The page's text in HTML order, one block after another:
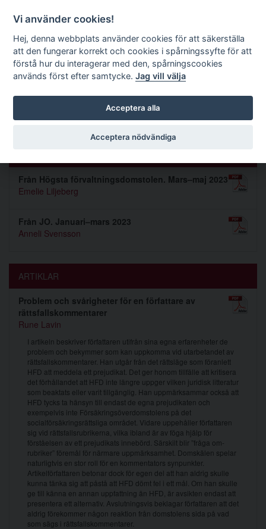
Förvaltningsrättslig tidskrift
Sök
Nummer 2023 3
Från Högsta förvaltningsdomstolen. Mars–maj 2023
Emelie Liljeberg
Från JO. Januari–mars 2023
Anneli Svensson
ARTIKLAR
Problem och svårigheter för en författare av
rättsfallskommentarer
Rune Lavin
I artikeln beskriver författaren utifrån sina egna erfarenheter de
problem och bekymmer som kan uppkomma vid utarbetandet av
rättsfallskommentarer. Han utgår från det rättsläge som föranlett
HFD att meddela ett prejudikat. Det ger honom tillfälle att kritisera
det förhållandet att HFD inte längre uppger vilken juridisk litteratur
som beaktats eller varit tillgänglig. Han uppmärksammar också att
HFD tycks ta hänsyn till endast de egna prejudikaten och
exempelvis inte Försäkringsöverdomstolens på det
socialförsäkringsrättsliga området. Vidare uppehåller författaren
sig vid rättsfallsrubrikerna, vilka ibland är av föga hjälp för
förståelsen av ett prejudikats innebörd. Särskilt blir ”fråga om-
rubriker” föremål för närmare uppmärksamhet. Domskälen spelar
naturligtvis en stor roll för en kommentators synpunkter.
Artikelförfattaren betonar dock för egen del att han aldrig skulle
kunna tänka sig att påstå att HFD dömt fel i ett mål. Om han skulle
ge till känna en annan uppfattning än HFD, är avsikten endast att
presentera ett alternativ. Avslutningsvis beklagar författaren att det
aldrig förekommer någon reaktion från domstolens sida på vad
som sägs i rättsfallskommentarer.
Vi använder cookies!
Hej, denna webbplats använder cookies för att säkerställa
att den fungerar korrekt och cookies i spårningssyfte för att
förstå hur du interagerar med den, spårningscookies
används först efter samtycke.Jag vill välja
Acceptera alla
Acceptera nödvändiga